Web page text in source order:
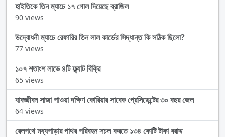
হাইতিকে তিন ম্যাচে ১৭ গোল দিয়েছে ব্রাজিল
90 views
উদ্বোধনী ম্যাচে রেফারির তিন লাল কার্ডের সিদ্ধান্ত কি সঠিক ছিলো?
77 views
১০৭ শতাংশ লাভে ৪টি ফ্ল্যাট বিক্রি
65 views
যাবজ্জীবন সাজা পাওয়া দক্ষিণ কোরিয়ার সাবেক প্রেসিডেন্টের ৩০ বছর জেল
64 views
রেলপথে মধ্যপাড়ার পাথর পরিবহন সচল করতে ১৩৪ কোটি টাকা বরাদ্দ